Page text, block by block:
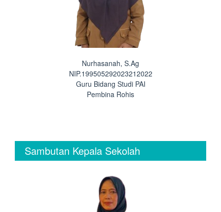
Nurhasanah, S.Ag
NIP.199505292023212022
Guru Bidang Studi PAI
Pembina Rohis
Sambutan Kepala Sekolah